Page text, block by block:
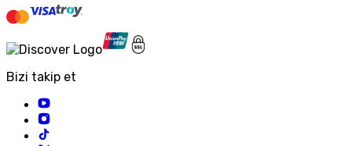
Bizi takip et